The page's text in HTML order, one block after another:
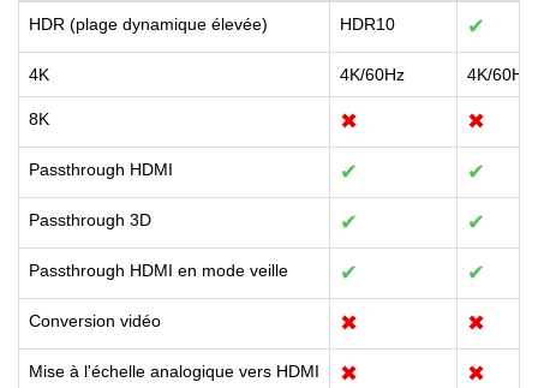
HDR (plage dynamique élevée) HDR10 ✔
4K 4K/60Hz 4K/60Hz
8K ✖ ✖
Passthrough HDMI ✔ ✔
Passthrough 3D ✔ ✔
Passthrough HDMI en mode veille ✔ ✔
Conversion vidéo ✖ ✖
Mise à l'échelle analogique vers HDMI ✖ ✖